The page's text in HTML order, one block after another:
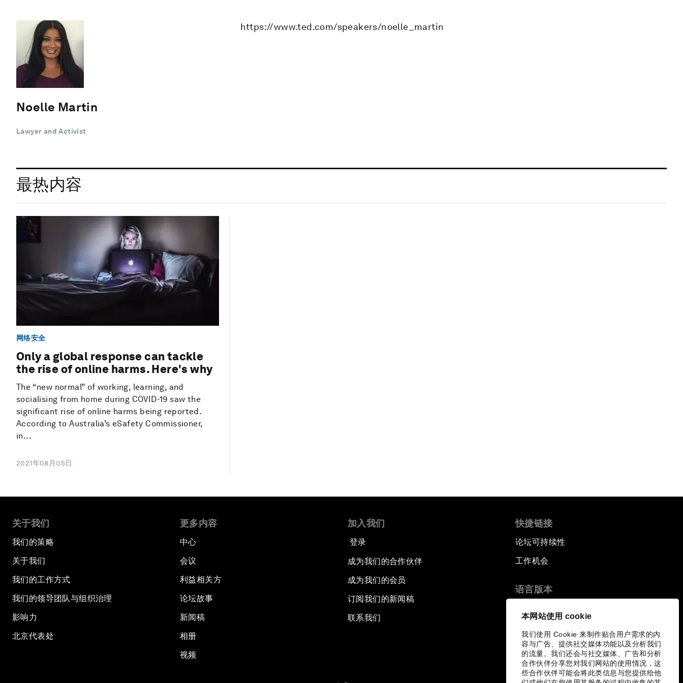
本网站使用 cookie
我们使用 Cookie 来制作贴合用户需求的内
容与广告、提供社交媒体功能以及分析我们
的流量。我们还会与社交媒体、广告和分析
合作伙伴分享您对我们网站的使用情况，这
些合作伙伴可能会将此类信息与您提供给他
Noelle Martin
Lawyer and Activist
https://www.ted.com/speakers/noelle_martin
最热内容
网络安全
Only a global response can tackle
the rise of online harms. Here's why
The “new normal” of working, learning, and
socialising from home during COVID-19 saw the
significant rise of online harms being reported.
According to Australia’s eSafety Commissioner,
in...
2021年08月05日
关于我们
我们的策略
关于我们
我们的工作方式
我们的领导团队与组织治理
影响力
北京代表处
更多内容
中心
会议
利益相关方
论坛故事
新闻稿
相册
视频
加入我们
登录
成为我们的合作伙伴
成为我们的会员
订阅我们的新闻稿
联系我们
快捷链接
论坛可持续性
工作机会
语言版本